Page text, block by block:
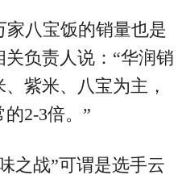
八宝饭的销量也是
负责人说：“华润销
紫米、八宝为主，
2-3倍。”
之战”可谓是选手云